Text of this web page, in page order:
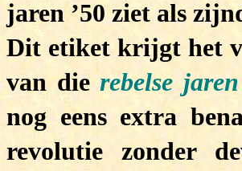
jaren ’50 ziet als
Dit etiket krijgt het
van dierebelse
nog eens extra
revolutie zonder